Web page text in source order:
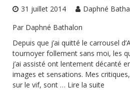
31 juillet 2014 Daphné
Par Daphné Bathalon
Depuis que j’ai quitté le carrousel
tournoyer follement sans moi, les
j’ai assisté ont lentement décanté
images et sensations. Mes
sur le vif, sont … Lire la suite